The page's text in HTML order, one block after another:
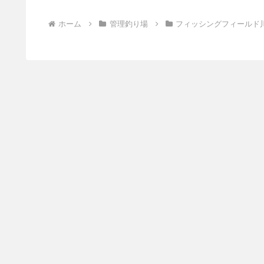
ホーム 管理釣り場 フィッシングフィールド